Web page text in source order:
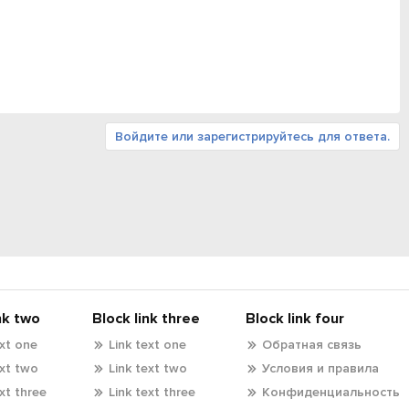
Войдите или зарегистрируйтесь для ответа.
two
one
two
three
Block link three
Link text one
Link text two
Link text three
Block link four
Обратная связь
Условия и правила
Конфиденциальность